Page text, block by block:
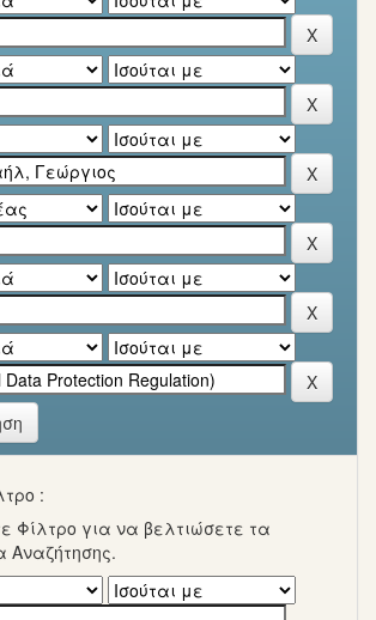
:
Φίλτρο για να βελτιώσετε τα